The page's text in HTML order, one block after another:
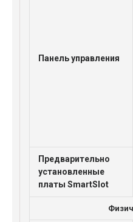
Панель управления
Предварительно
установленные
платы SmartSlot